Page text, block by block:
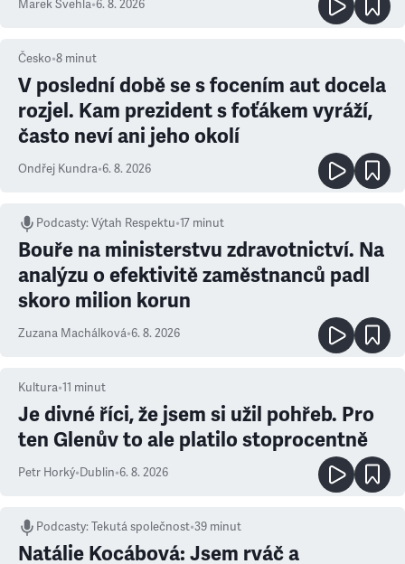
Marek Švehla•6. 8. 2026
Česko•8 minut
V poslední době se s focením aut docela
rozjel. Kam prezident s foťákem vyráží,
často neví ani jeho okolí
Ondřej Kundra•6. 8. 2026
Podcasty:Výtah Respektu•17 minut
Bouře na ministerstvu zdravotnictví. Na
analýzu o efektivitě zaměstnanců padl
skoro milion korun
Zuzana Machálková•6. 8. 2026
Kultura•11 minut
Je divné říci, že jsem si užil pohřeb. Pro
ten Glenův to ale platilo stoprocentně
Petr Horký•Dublin•6. 8. 2026
Podcasty:Tekutá společnost•39 minut
Natálie Kocábová: Jsem rváč a